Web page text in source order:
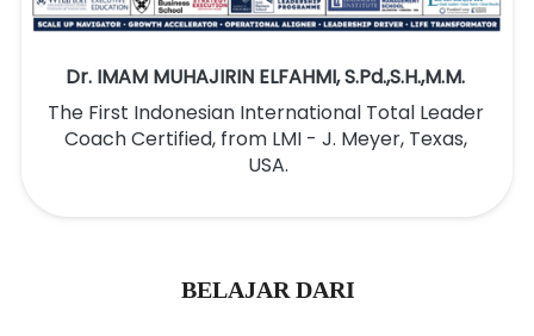
Dr. IMAM MUHAJIRIN ELFAHMI, S.Pd.,S.H.,M.M.
The First Indonesian International Total Leader
Coach Certified, from LMI - J. Meyer, Texas,
USA.
BELAJAR DARI